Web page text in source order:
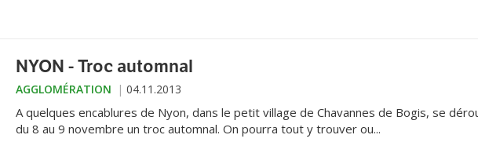
NYON - Troc automnal
AGGLOMÉRATION 04.11.2013
A quelques encablures de Nyon, dans le petit village de Chavannes de Bogis, se
du 8 au 9 novembre un troc automnal. On pourra tout y trouver ou...